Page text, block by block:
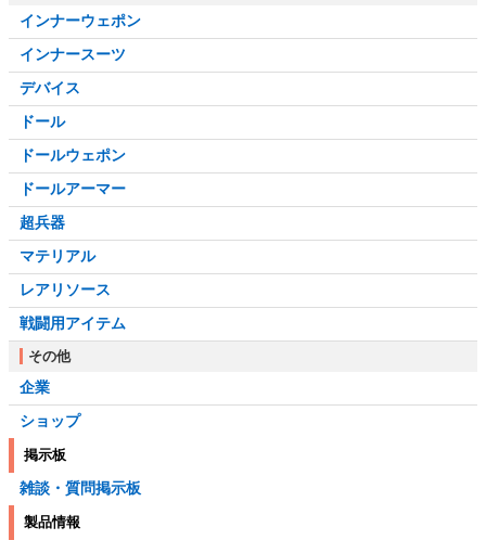
インナーウェポン
インナースーツ
デバイス
ドール
ドールウェポン
ドールアーマー
超兵器
マテリアル
レアリソース
戦闘用アイテム
その他
企業
ショップ
掲示板
雑談・質問掲示板
製品情報